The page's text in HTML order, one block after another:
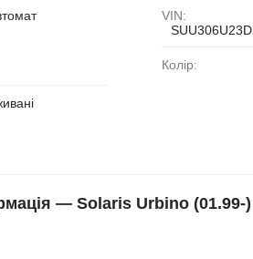
VIN:
Колір:
— Solaris Urbino